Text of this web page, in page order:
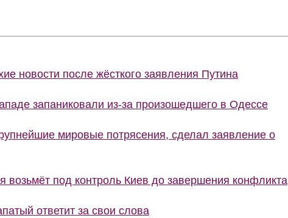
новости после жёсткого заявления Путина
запаниковали из-за произошедшего в Одессе
мировые потрясения, сделал заявление о
под контроль Киев до завершения конфликта
ответит за свои слова